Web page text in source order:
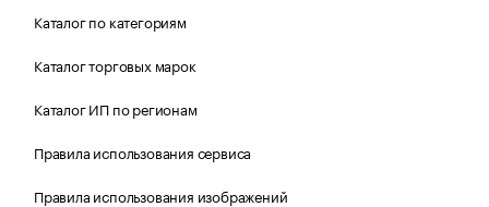
Каталог по категориям
Каталог торговых марок
Каталог ИП по регионам
Правила использования сервиса
Правила использования изображений